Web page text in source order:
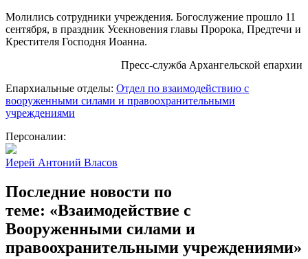
Молились сотрудники учреждения. Богослужение прошло 11
сентября, в праздник Усекновения главы Пророка, Предтечи и
Крестителя Господня Иоанна.
Пресс-служба Архангельской епархии
Епархиальные отделы: Отдел по взаимодействию с
вооруженными силами и правоохранительными
учреждениями
Персоналии:
Иерей Антоний Власов
Последние новости по
теме: «Взаимодействие с
Вооруженными силами и
правоохранительными учреждениями»